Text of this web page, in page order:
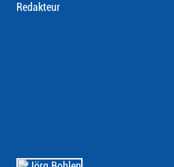
Redakteur